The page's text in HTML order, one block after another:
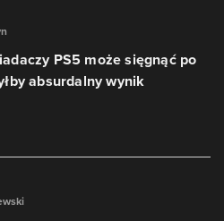
PS5 może sięgnąć po
absurdalny wynik